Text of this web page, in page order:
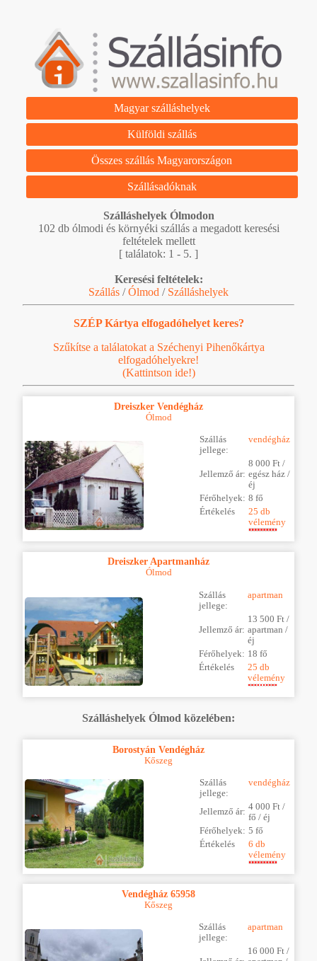
Magyar szálláshelyek
Külföldi szállás
Összes szállás Magyarországon
Szállásadóknak
Szálláshelyek Ólmodon
102 db ólmodi és környéki szállás a megadott keresési
feltételek mellett
[ találatok: 1 - 5. ]
Keresési feltételek:
Szállás /Ólmod / Szálláshelyek
SZÉP Kártya elfogadóhelyet keres?
Szűkítse a találatokat a Széchenyi Pihenőkártya
elfogadóhelyekre!
(Kattintson ide!)
Dreiszker Vendégház
Ólmod
Szállás
jellege:
vendégház
Jellemző ár:
8 000 Ft /
egész ház /
éj
Férőhelyek: 8 fő
Értékelés
25 db
vélemény
Dreiszker Apartmanház
Ólmod
Szállás
jellege:
apartman
Jellemző ár:
13 500 Ft /
apartman /
éj
Férőhelyek: 18 fő
Értékelés
25 db
vélemény
Szálláshelyek Ólmod közelében:
Borostyán Vendégház
Kőszeg
Szállás
jellege:
vendégház
Jellemző ár: 4 000 Ft /
fő / éj
Férőhelyek: 5 fő
Értékelés
6 db
vélemény
Vendégház 65958
Kőszeg
Szállás
jellege:
apartman
16 000 Ft /